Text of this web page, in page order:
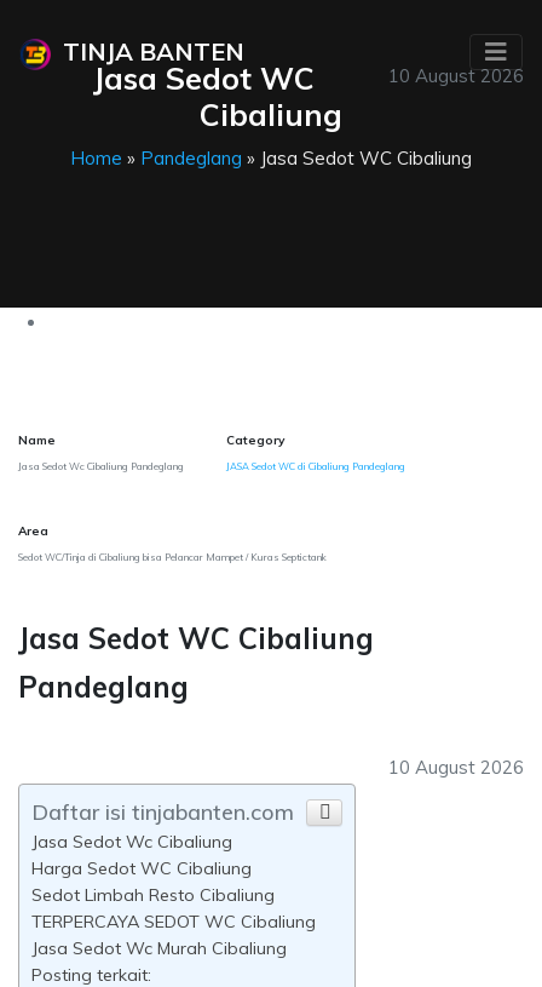
TINJA BANTEN
10 August 2026
Jasa Sedot WC
Cibaliung
Home » Pandeglang » Jasa Sedot WC Cibaliung
Name
Jasa Sedot Wc Cibaliung Pandeglang
Category
JASA Sedot WC di Cibaliung Pandeglang
Area
Sedot WC/Tinja di Cibaliung bisa Pelancar Mampet / Kuras Septictank
Jasa Sedot WC Cibaliung
Pandeglang
10 August 2026
Daftar isi tinjabanten.com
Jasa Sedot Wc Cibaliung
Harga Sedot WC Cibaliung
Sedot Limbah Resto Cibaliung
TERPERCAYA SEDOT WC Cibaliung
Jasa Sedot Wc Murah Cibaliung
Posting terkait: